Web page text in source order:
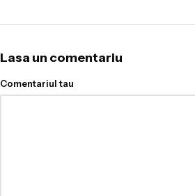
Lasa un comentariu
Comentariul tau